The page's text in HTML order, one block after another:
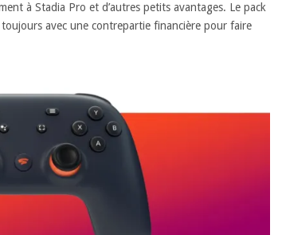
à Stadia Pro et d’autres petits avantages. Le pack
avec une contrepartie financière pour faire